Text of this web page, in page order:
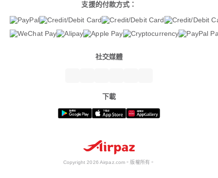
支援的付款方式：
社交媒體
下載
Copyright 2026 Airpaz.com。版權所有。